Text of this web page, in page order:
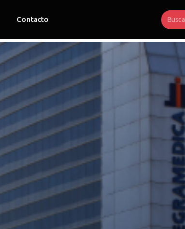
Contacto